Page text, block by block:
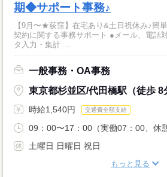
期◆サポート事務♪
【9月〜★荻窪】在宅あり&土日祝休み♪簡
契約に関する事務サポート ●メール、電話
タ入力・集計 ...
一般事務・OA事務
東京都杉並区/代田橋駅（徒歩 8
時給1,540円 交通費全額支給
09：00〜17：00（実働07：00、休
土曜日 日曜日 祝日
もっと見る